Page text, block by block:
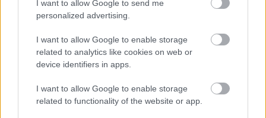
I want to allow Google to send me
personalized advertising.
I want to allow Google to enable storage
related to analytics like cookies on web or
device identifiers in apps.
I want to allow Google to enable storage
related to functionality of the website or app.